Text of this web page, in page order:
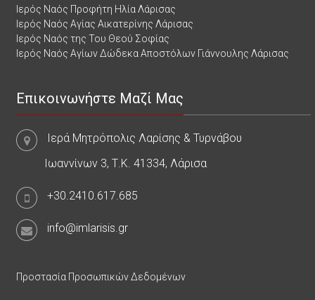
Ιερός Ναός Προφήτη Ηλία Λάρισας
Ιερός Ναός Αγίας Αικατερίνης Λάρισας
Ιερός Ναός της Του Θεού Σοφίας
Ιερός Ναός Αγίων Δώδεκα Αποστόλων Γιάννουλης Λάρισας
Επικοινωνήστε Μαζί Μας
Ιερά Μητρόπολις Λαρίσης & Τυρνάβου
Ιωαννίνων 3, Τ.Κ. 41334, Λάρισα
+30.2410.617.685
info@imlarisis.gr
Προστασία Προσωπικών Δεδομένων